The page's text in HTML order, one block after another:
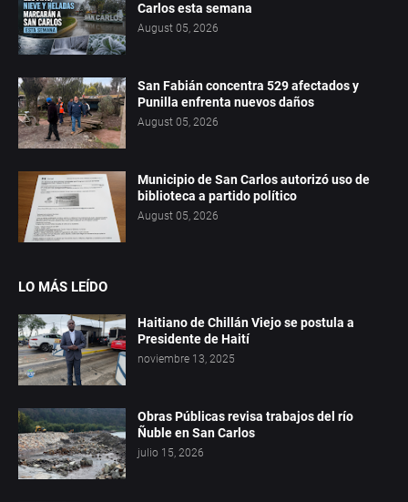
Carlos esta semana
August 05, 2026
San Fabián concentra 529 afectados y
Punilla enfrenta nuevos daños
August 05, 2026
Municipio de San Carlos autorizó uso de
biblioteca a partido político
August 05, 2026
LO MÁS LEÍDO
Haitiano de Chillán Viejo se postula a
Presidente de Haití
noviembre 13, 2025
Obras Públicas revisa trabajos del río
Ñuble en San Carlos
julio 15, 2026